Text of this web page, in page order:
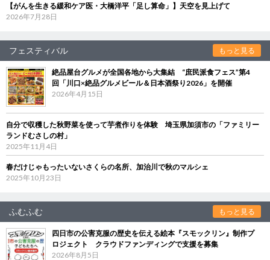
【がんを生きる緩和ケア医・大橋洋平「足し算命」】天空を見上げて
2026年7月28日
フェスティバル もっと見る
絶品屋台グルメが全国各地から大集結 “庶民派食フェス”第4
回「川口×絶品グルメビール＆日本酒祭り2026」を開催
2026年4月15日
自分で収穫した秋野菜を使って芋煮作りを体験 埼玉県加須市の「ファミリー
ランドむさしの村」
2025年11月4日
春だけじゃもったいないさくらの名所、加治川で秋のマルシェ
2025年10月23日
ふむふむ もっと見る
四日市の公害克服の歴史を伝える絵本『スモックリン』制作プ
ロジェクト クラウドファンディングで支援を募集
2026年8月5日